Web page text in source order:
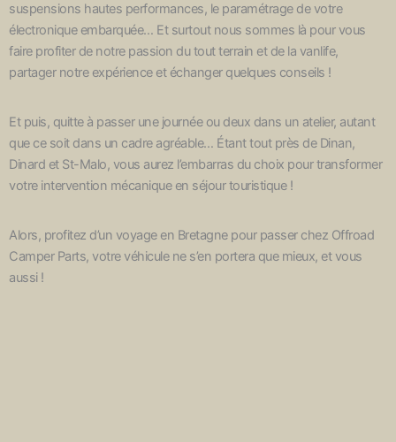
suspensions hautes performances, le paramétrage de votre
électronique embarquée… Et surtout nous sommes là pour vous
faire profiter de notre passion du tout terrain et de la vanlife,
partager notre expérience et échanger quelques conseils !
Et puis, quitte à passer une journée ou deux dans un atelier, autant
que ce soit dans un cadre agréable… Étant tout près de Dinan,
Dinard et St-Malo, vous aurez l’embarras du choix pour transformer
votre intervention mécanique en séjour touristique !
Alors, profitez d’un voyage en Bretagne pour passer chez Offroad
Camper Parts, votre véhicule ne s’en portera que mieux, et vous
aussi !